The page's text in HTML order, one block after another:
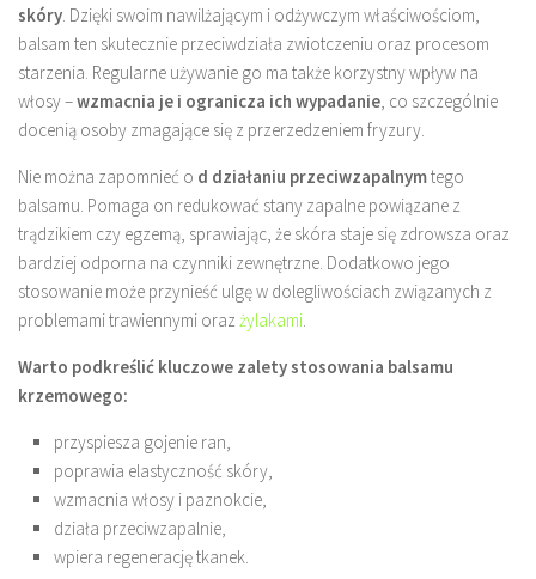
skóry. Dzięki swoim nawilżającym i odżywczym właściwościom,
balsam ten skutecznie przeciwdziała zwiotczeniu oraz procesom
starzenia. Regularne używanie go ma także korzystny wpływ na
włosy –wzmacnia je i ogranicza ich wypadanie, co szczególnie
docenią osoby zmagające się z przerzedzeniem fryzury.
Nie można zapomnieć o d działaniu przeciwzapalnymtego
balsamu. Pomaga on redukować stany zapalne powiązane z
trądzikiem czy egzemą, sprawiając, że skóra staje się zdrowsza oraz
bardziej odporna na czynniki zewnętrzne. Dodatkowo jego
stosowanie może przynieść ulgę w dolegliwościach związanych z
problemami trawiennymi oraz żylakami.
Warto podkreślić kluczowe zalety stosowania balsamu
krzemowego:
przyspiesza gojenie ran,
poprawia elastyczność skóry,
wzmacnia włosy i paznokcie,
działa przeciwzapalnie,
wpiera regenerację tkanek.